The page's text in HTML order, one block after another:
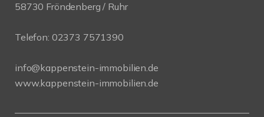
58730 Fröndenberg / Ruhr
Telefon: 02373 7571390
info@kappenstein-immobilien.de
www.kappenstein-immobilien.de